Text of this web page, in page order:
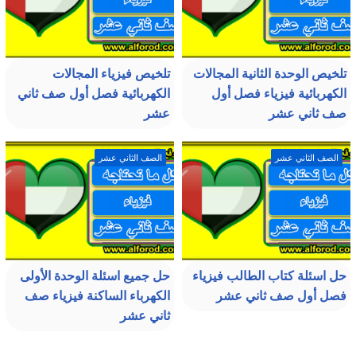
تلخيص الوحدة الثانية المجالات
الكهربائية فيزياء فصل أول
صف ثاني عشر
تلخيص فيزياء المجالات
الكهربائية فصل أول صف ثاني
عشر
الصف الثاني عشر
حل اسئلة كتاب الطالب فيزياء
فصل أول صف ثاني عشر
الصف الثاني عشر
حل جميع اسئلة الوحدة الأولى
الكهرباء الساكنة فيزياء صف
ثاني عشر